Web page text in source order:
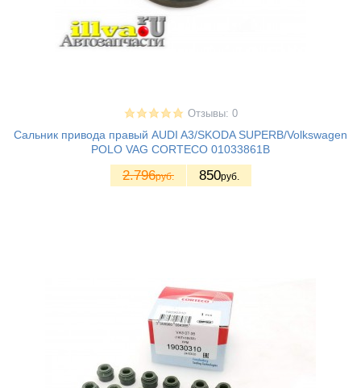
Отзывы: 0
Сальник привода правый AUDI A3/SKODA SUPERB/Volkswagen
POLO VAG CORTECO 01033861B
2.796руб. 850руб.